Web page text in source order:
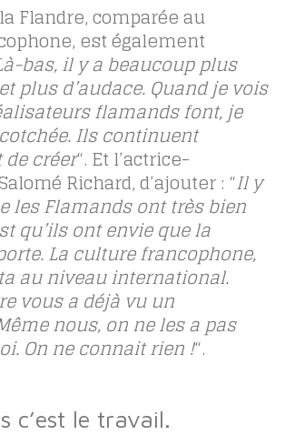
Flandre, comparée au
est également
bas, il y a beaucoup plus
plus d’audace. Quand je vois
flamands font, je
Ils continuent
de créer“. Et l’actrice-
Richard, d’ajouter : “Il y
les Flamands ont très bien
qu’ils ont envie que la
La culture francophone,
au niveau international.
vous a déjà vu un
nous, on ne les a pas
On ne connait rien !“.
c’est le travail.